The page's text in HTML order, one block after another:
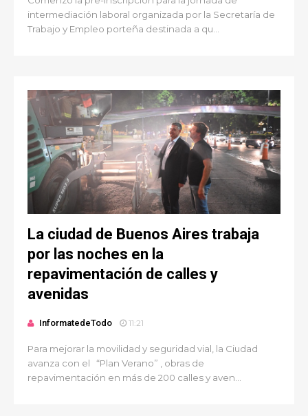
intermediación laboral organizada por la Secretaría de
Trabajo y Empleo porteña destinada a qu...
La ciudad de Buenos Aires trabaja
por las noches en la
repavimentación de calles y
avenidas
InformatedeTodo 11:21
Para mejorar la movilidad y seguridad vial, la Ciudad
avanza con el “Plan Verano” , obras de
repavimentación en más de 200 calles y aven...